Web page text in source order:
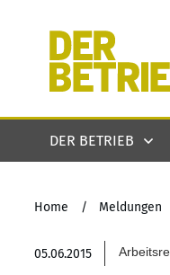
DER BETRIEB
Home / Meldungen
05.06.2015